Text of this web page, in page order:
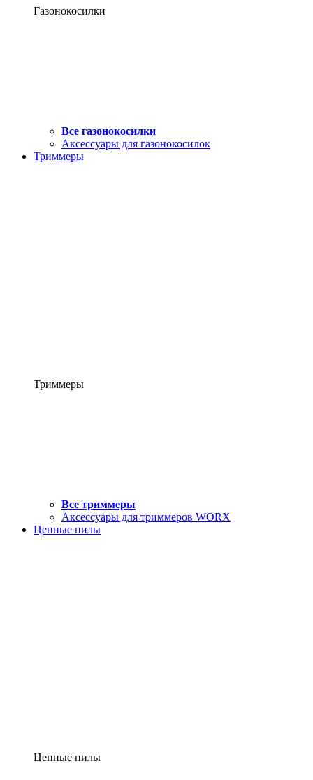
Газонокосилки
Все газонокосилки
Аксессуары для газонокосилок
Триммеры
Триммеры
Все триммеры
Аксессуары для триммеров WORX
Цепные пилы
Цепные пилы